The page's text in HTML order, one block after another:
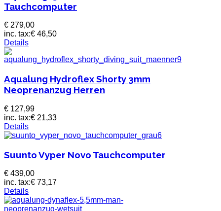
Tauchcomputer
€ 279,00
inc. tax:€ 46,50
Details
Aqualung Hydroflex Shorty 3mm
Neoprenanzug Herren
€ 127,99
inc. tax:€ 21,33
Details
Suunto Vyper Novo Tauchcomputer
€ 439,00
inc. tax:€ 73,17
Details